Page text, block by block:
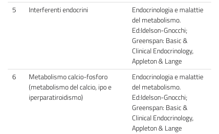
5
Interferenti endocrini
Endocrinologia e malattie
del metabolismo.
Ed:Idelson-Gnocchi;
Greenspan: Basic &
Clinical Endocrinology,
Appleton & Lange
6
Metabolismo calcio-fosforo
(metabolismo del calcio, ipo e
iperparatiroidismo)
Endocrinologia e malattie
del metabolismo.
Ed:Idelson-Gnocchi;
Greenspan: Basic &
Clinical Endocrinology,
Appleton & Lange